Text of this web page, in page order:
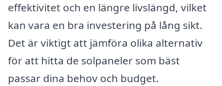
effektivitet och en längre livslängd, vilket
kan vara en bra investering på lång sikt.
Det är viktigt att jämföra olika alternativ
för att hitta de solpaneler som bäst
passar dina behov och budget.